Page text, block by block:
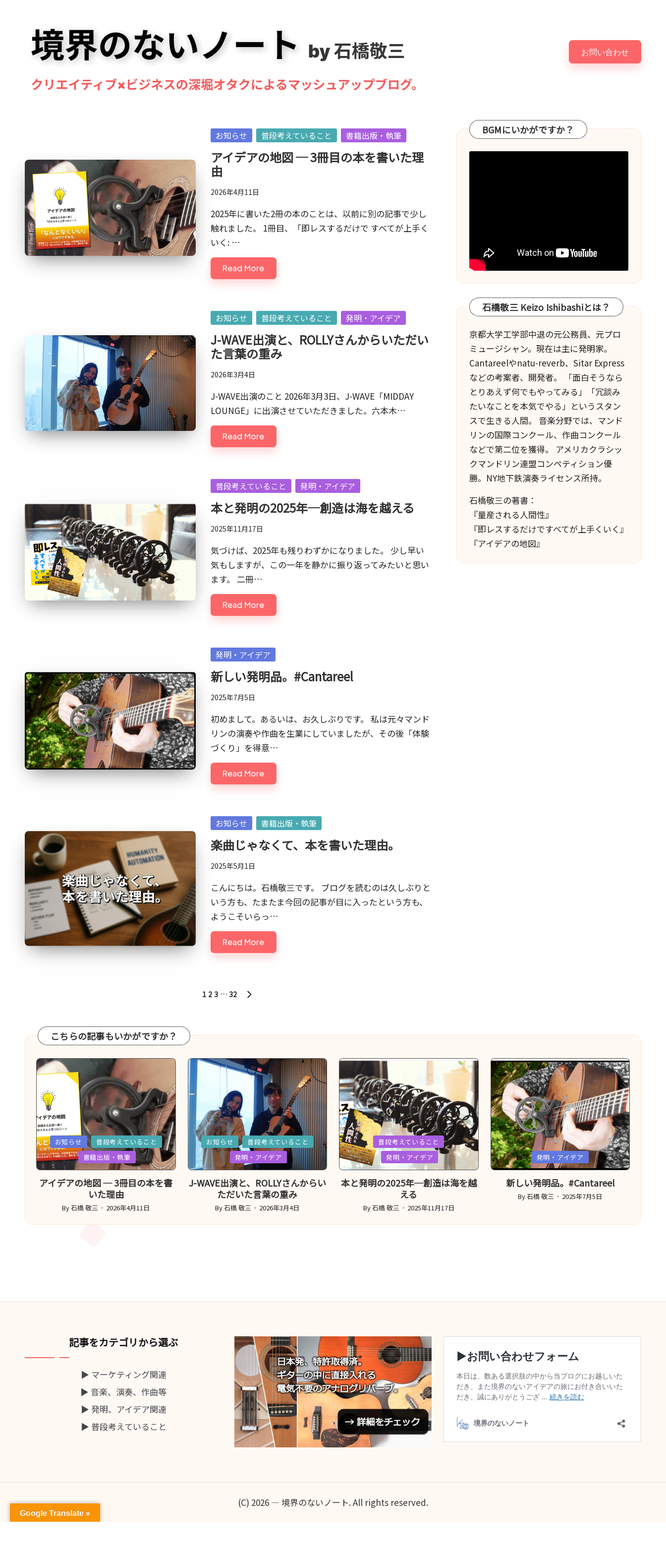
content
の
な
い
ノ
ー
ト
ン
奏
者・
作
曲
家、
石
ッ
タ
ー
一
面
も。
の
ブ
ロ
エ
イ
テ
ィ
ブ
×
ビ
ジ
り
オ
タ
ク』
に
る
プ
す。
お問い合わせ
Posted
お知らせ 普段考えていること 書籍出版・執筆
アイデアの地図 ─ 3冊目の本を書いた理
由
2026年4月11日
2025年に書いた2冊の本のことは、以前に別の記事で少し
触れました。 1冊目、「即レスするだけで すべてが上手く
いく: …
Read More
Posted
お知らせ 普段考えていること 発明・アイデア
J-WAVE出演と、ROLLYさんからいただい
た言葉の重み
2026年3月4日
J-WAVE出演のこと 2026年3月3日、J-WAVE「MIDDAY
LOUNGE」に出演させていただきました。六本木…
Read More
Posted
in
普段考えていること 発明・アイデア
本と発明の2025年─創造は海を越える
2025年11月17日
気づけば、2025年も残りわずかになりました。 少し早い
気もしますが、この一年を静かに振り返ってみたいと思い
ます。 二冊…
Read More
Posted
in
発明・アイデア
新しい発明品。#Cantareel
2025年7月5日
初めまして。あるいは、お久しぶりです。 私は元々マンド
リンの演奏や作曲を生業にしていましたが、その後「体験
づくり」を得意…
Read More
Posted
in
お知らせ 書籍出版・執筆
楽曲じゃなくて、本を書いた理由。
2025年5月1日
こんにちは。石橋敬三です。 ブログを読むのは久しぶりと
いう方も、たまたま今回の記事が目に入ったという方も、
ようこそいらっ…
Read More
ペ
1 2 3 … 32
BGMにいかがですか？
石橋敬三 Keizo Ishibashiとは？
京都大学工学部中退の元公務員、元プロ
ミュージシャン。現在は主に発明家。
Cantareelやnatu-reverb、 Sitar Express
などの考案者、開発者。 「面白そうなら
とりあえず何でもやってみる」「冗談み
たいなことを本気でやる」というスタン
スで生きる人間。 音楽分野では、マンド
リンの国際コンクール、作曲コンクール
などで第二位を獲得。 アメリカクラシッ
クマンドリン連盟コンペティション優
勝。NY地下鉄演奏ライセンス所持。
石橋敬三の著書：
『量産される人間性』
『即レスするだけですべてが上手くいく』
『アイデアの地図』
こちらの記事もいかがですか？
Posted
in
お知らせ
普段考えていること
書籍出版・執筆
アイデアの地図 ─ 3冊目の本を書
いた理由
Posted
by
By石橋 敬三 2026年4月11日
Posted
in
お知らせ
普段考えていること
発明・アイデア
J-WAVE出演と、ROLLYさんからい
ただいた言葉の重み
Posted
by
By石橋 敬三 2026年3月4日
Posted
in
普段考えていること
発明・アイデア
本と発明の2025年─創造は海を越
える
Posted
by
By石橋 敬三 2025年11月17日
Posted
in
発明・アイデア
新しい発明品。#Cantareel
Posted
By石橋 敬三 2025年7月5日
記事をカテゴリから選ぶ
▶ マーケティング関連
▶ 音楽、演奏、作曲等
▶ 発明、アイデア関連
▶ 普段考えていること
(C) 2026 — 境界のないノート. All rights reserved.
Google Translate »